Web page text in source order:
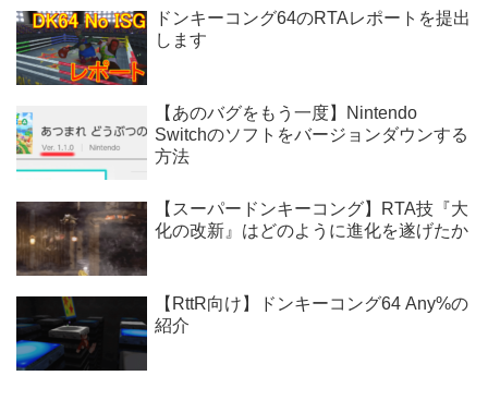
ドンキーコング64のRTAレポートを提出
します
【あのバグをもう一度】Nintendo
Switchのソフトをバージョンダウンする
方法
【スーパードンキーコング】RTA技『大
化の改新』はどのように進化を遂げたか
【RttR向け】ドンキーコング64 Any%の
紹介